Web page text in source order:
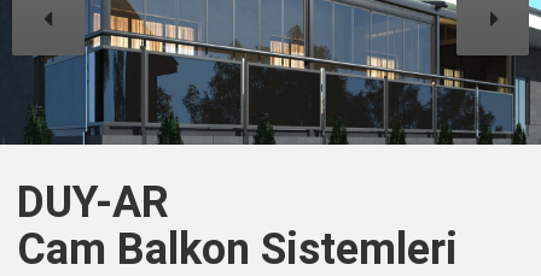
DUY-AR
Cam Balkon Sistemleri